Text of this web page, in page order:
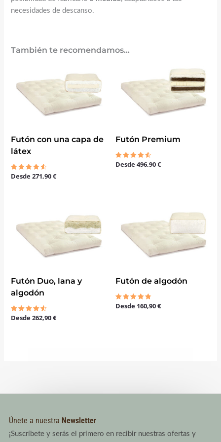
necesidades de descanso.
También te recomendamos…
Futón con una capa de
látex
Valorado
Desde271,90€
Futón Premium
Valorado
Desde496,90€
Futón Duo, lana y
algodón
Valorado
Desde262,90€
Futón de algodón
Valorado
Desde 160,90€
Únete a nuestra Newsletter
¡Suscríbete y serás el primero en recibir nuestras ofertas y